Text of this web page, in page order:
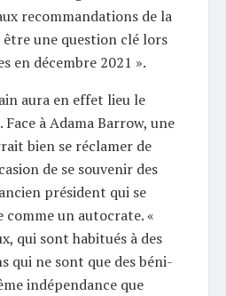
recommandations de la
une question clé lors
en décembre 2021 ».
aura en effet lieu le
à Adama Barrow, une
bien se réclamer de
de se souvenir des
président qui se
un autocrate. «
qui sont habitués à des
qui ne sont que des béni-
indépendance que